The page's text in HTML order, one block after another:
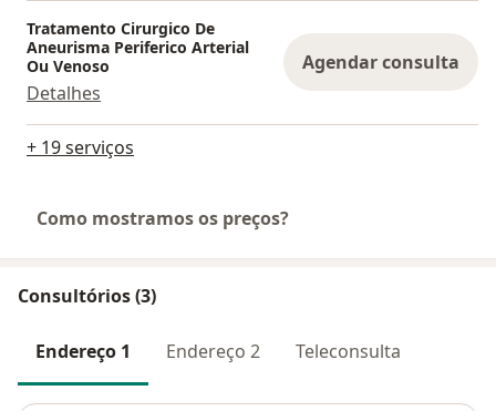
Tratamento Cirurgico De
Aneurisma Periferico Arterial
Ou Venoso
Detalhes
Agendar consulta
+ 19 serviços
Como mostramos os preços?
Consultórios (3)
Endereço 1 Endereço 2 Teleconsulta